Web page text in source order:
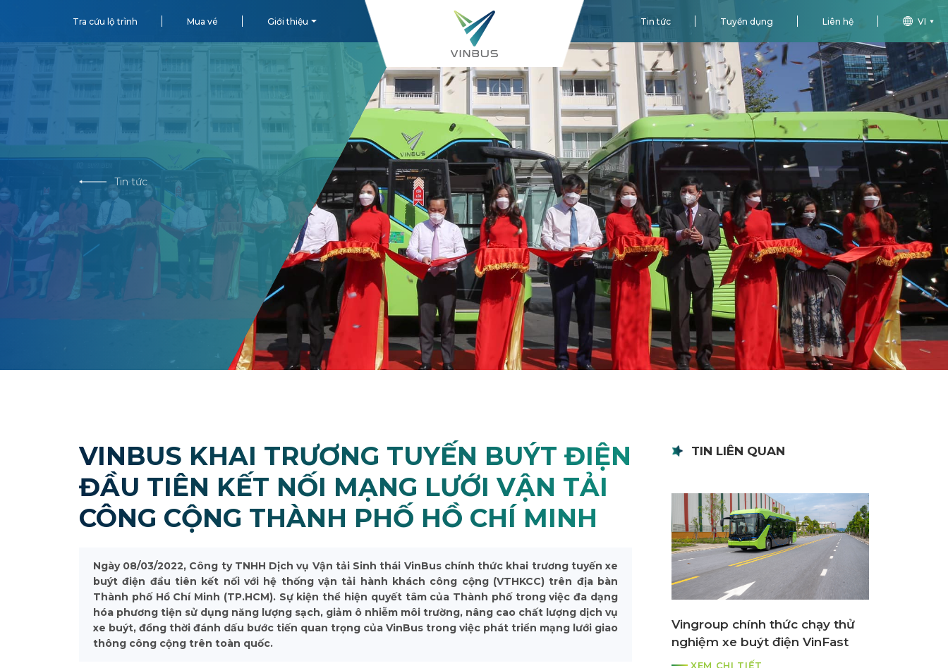
Tra cứu lộ trình Mua vé Giới thiệu Tin tức Tuyển dụng Liên hệ VI
Tin tức
VINBUS KHAI TRƯƠNG TUYẾN BUÝT ĐIỆN
ĐẦU TIÊN KẾT NỐI MẠNG LƯỚI VẬN TẢI
CÔNG CỘNG THÀNH PHỐ HỒ CHÍ MINH
Ngày 08/03/2022, Công ty TNHH Dịch vụ Vận tải Sinh thái VinBus chính thức khai trương tuyến xe
buýt điện đầu tiên kết nối với hệ thống vận tải hành khách công cộng (VTHKCC) trên địa bàn
Thành phố Hồ Chí Minh (TP.HCM). Sự kiện thể hiện quyết tâm của Thành phố trong việc đa dạng
hóa phương tiện sử dụng năng lượng sạch, giảm ô nhiễm môi trường, nâng cao chất lượng dịch vụ
xe buýt, đồng thời đánh dấu bước tiến quan trọng của VinBus trong việc phát triển mạng lưới giao
thông công cộng trên toàn quốc.
TIN LIÊN QUAN
Vingroup chính thức chạy thử
nghiệm xe buýt điện VinFast
XEM CHI TIẾT